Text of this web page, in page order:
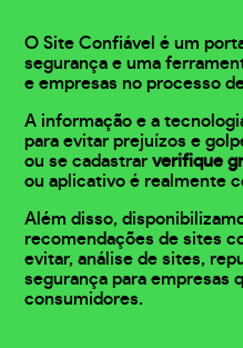
O Site Confiável é um
segurança e uma
e empresas no processo
A informação e a
para evitar prejuízos e
ou se cadastrarverifique
ou aplicativo é realmente
Além disso,
recomendações de sites
evitar, análise de sites,
segurança para empresas
consumidores.